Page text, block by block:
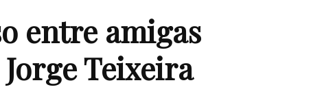
entre amigas
Teixeira